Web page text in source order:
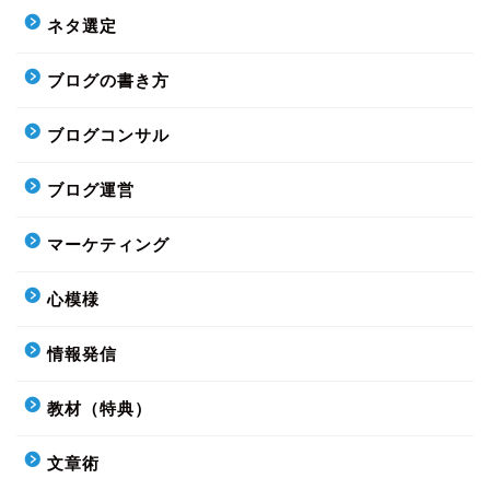
ネタ選定
ブログの書き方
ブログコンサル
ブログ運営
マーケティング
心模様
情報発信
教材（特典）
文章術